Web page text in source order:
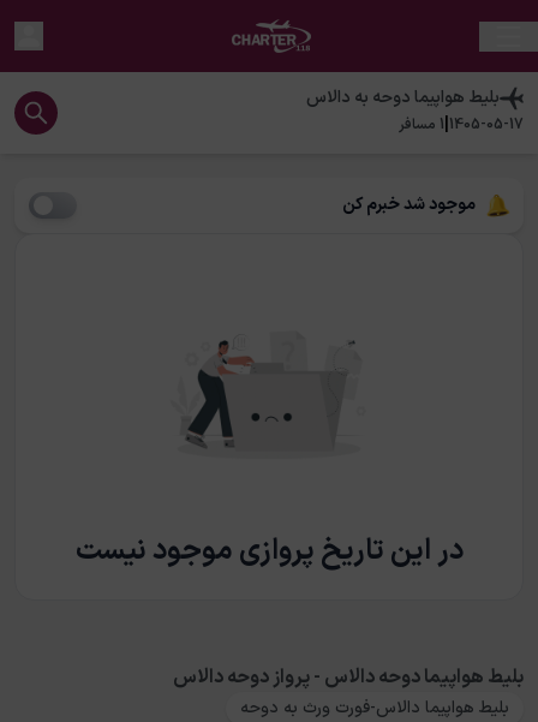
بلیط هواپیمادوحه به دالاس
1405-05-17
|
1 مسافر
موجود شد خبرم کن
در این تاریخ پروازی موجود نیست
بلیط هواپیما دوحه دالاس - پرواز دوحه دالاس
بلیط هواپیما دالاس-فورت ورث به دوحه